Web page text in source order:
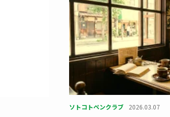
ソトコトペンクラブ 2026.03.07